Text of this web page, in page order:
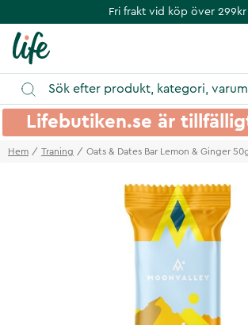
Fri frakt vid köp över 299kr
Lifebutiken.se är
Hem Traning Oats & Dates Bar Lemon & Ginger